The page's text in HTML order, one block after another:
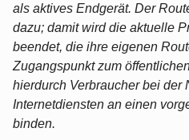
als aktives Endgerät. Der
dazu; damit wird die aktuelle
beendet, die ihre eigenen
Zugangspunkt zum
hierdurch Verbraucher bei der
Internetdiensten an einen
binden.